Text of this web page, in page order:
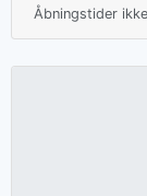
Åbningstider